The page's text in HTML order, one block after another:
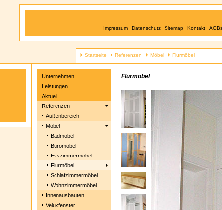
Impressum Datenschutz Sitemap Kontakt AGBs
Startseite Referenzen Möbel Flurmöbel
Unternehmen
Leistungen
Aktuell
Referenzen
Außenbereich
Möbel
Badmöbel
Büromöbel
Esszimmermöbel
Flurmöbel
Schlafzimmermöbel
Wohnzimmermöbel
Innenausbauten
Veluxfenster
Flurmöbel